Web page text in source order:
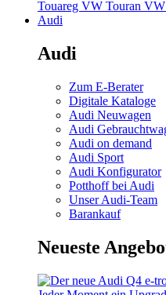
Touareg VW Touran
Audi
Audi
Zum E-Berater
Digitale Kataloge
Audi Neuwagen
Audi
Audi on demand
Audi Sport
Audi Konfigurator
Potthoff bei Audi
Unser Audi-Team
Barankauf
Neueste